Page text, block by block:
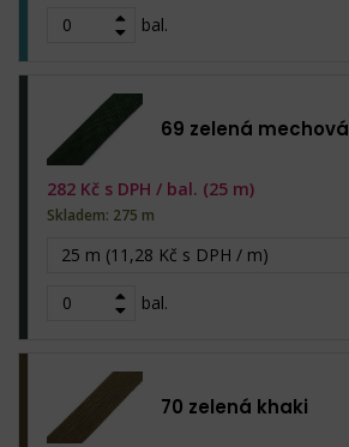
bal.
69 zelená mechová
25 m (11,28 Kč s DPH / m)
bal.
282 Kč s DPH / bal. (25 m)
Skladem: 275 m
70 zelená khaki